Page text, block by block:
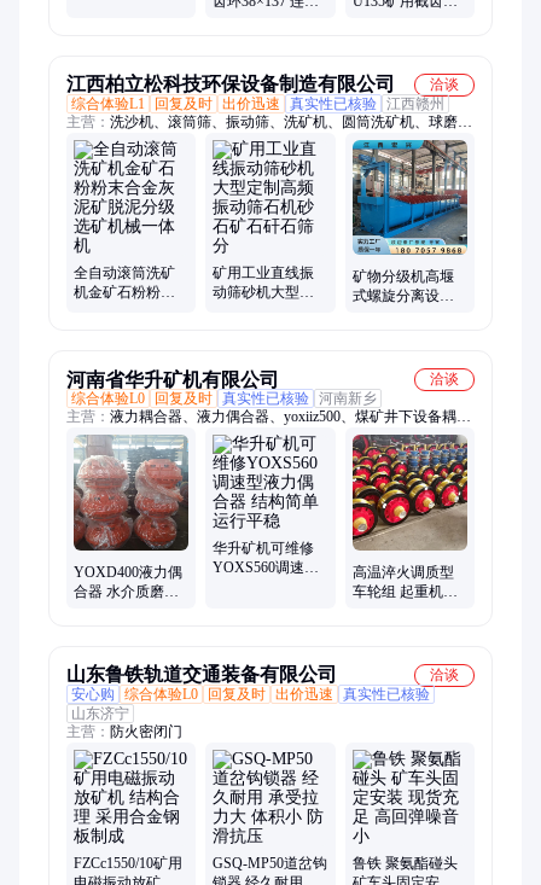
江西柏立松科技环保设备制造有限公司
洽谈
综合体验L1
回复及时 出价迅速 真实性已核验 江西赣州
主营： 洗沙机、滚筒筛、振动筛、洗矿机、圆筒洗矿机、球磨
机、环保设备、实验室机器、给料机、螺旋分级机、轮斗洗沙
机、跳汰机
全自动滚筒洗矿
机金矿石粉粉末
矿用工业直线振
动筛砂机大型定
矿物分级机高堰
式螺旋分离设备
河南省华升矿机有限公司
洽谈
综合体验L0
回复及时 真实性已核验 河南新乡
主营： 液力耦合器、液力偶合器、yoxiiz500、煤矿井下设备耦合
器、液力偶合、对轮耦合器、刮板机耦合器、限矩耦合器、刮板
机配件、液压耦合器、yoxiiz400
YOXD400液力偶
合器 水介质磨煤
华升矿机可维修
YOXS560调速型
高温淬火调质型
车轮组 起重机车
山东鲁铁轨道交通装备有限公司
洽谈
安心购
综合体验L0 回复及时 出价迅速
真实性已核验
山东济宁
主营： 防火密闭门
FZCc1550/10矿用
GSQ-MP50道岔钩
鲁铁 聚氨酯碰头